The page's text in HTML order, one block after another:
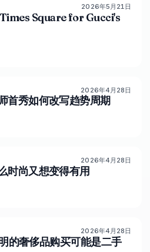
LIVE BRIEF
2026年5月21日
Square for Gucci's
88% 72
2026年4月28日
首秀如何改写趋势周期
87% 67
2026年4月28日
时尚又想变得有用
89% 77
2026年4月28日
的奢侈品购买可能是二手